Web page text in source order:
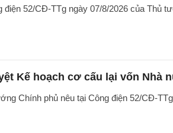
điện 52/CĐ-TTg ngày 07/8/2026 của Thủ
Kế hoạch cơ cấu lại vốn Nhà
Chính phủ nêu tại Công điện 52/CĐ-